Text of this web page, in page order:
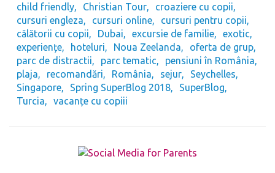
child friendly
Christian Tour
croaziere cu copii
cursuri engleza
cursuri online
cursuri pentru copii
călătorii cu copii
Dubai excursie de familie
exotic
experiențe
hoteluri Noua Zeelanda
oferta de grup
parc de distractii
parc tematic
pensiuni în România
plaja
recomandări România sejur
Seychelles
Singapore
Spring SuperBlog 2018
SuperBlog
Turcia
vacanțe cu copiii